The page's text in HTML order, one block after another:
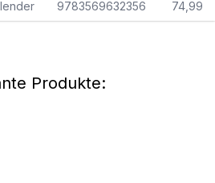
9783569632356 74,99
Produkte: